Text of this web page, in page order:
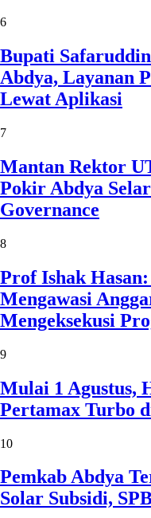
6
Bupati
Abdya, Layanan
Lewat Aplikasi
7
Mantan Rektor
Pokir Abdya
Governance
8
Prof Ishak
Mengawasi
Mengeksekusi
9
Mulai 1 Agustus,
Pertamax Turbo
10
Pemkab Abdya
Solar Subsidi,